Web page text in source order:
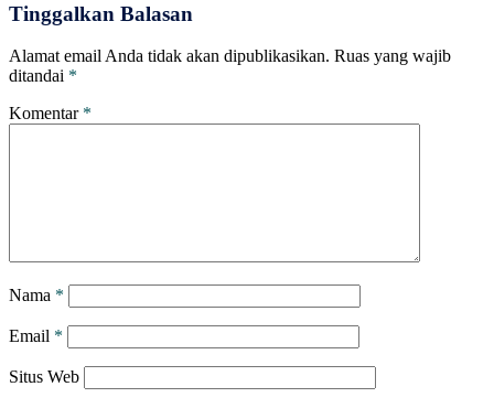
Tinggalkan Balasan
Alamat email Anda tidak akan dipublikasikan. Ruas yang wajib
ditandai *
Komentar *
Nama *
Email *
Situs Web